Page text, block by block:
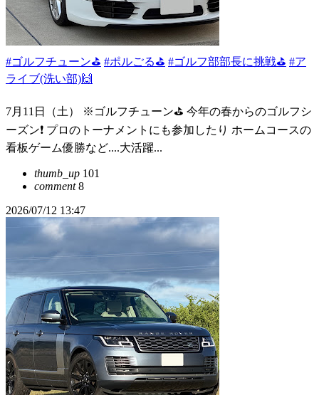
#ゴルフチューン⛳ #ポルごる⛳️ #ゴルフ部部長に挑戦⛳️ #ア
ライブ(洗い部)🙌
7月11日（土） ※ゴルフチューン⛳️ 今年の春からのゴルフシ
ーズン❗️ プロのトーナメントにも参加したり ホームコースの
看板ゲーム優勝など....大活躍...
thumb_up 101
comment8
2026/07/12 13:47